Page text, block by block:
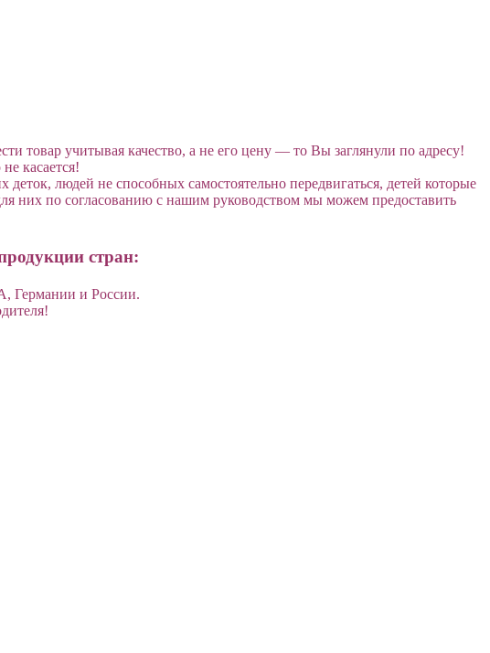
товар учитывая качество, а не его цену — то Вы заглянули по адресу!
касается!
людей не способных самостоятельно передвигаться, детей которые
них по согласованию с нашим руководством мы можем предоставить
стран:
Германии и России.